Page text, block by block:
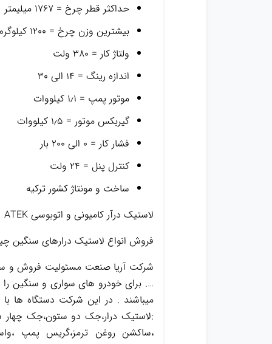
حداکثر قطر چرخ = ۱۷۶۷ میلیمتر
بیشترین وزن چرخ = ۱۲۰۰ کیلوگرم
ولتاژ کار = ۳۸۰ ولت
اندازه رینگ = ۱۴ الی ۳۰
موتور پمپ = ۱٫۱ کیلووات
گیربکس موتور = ۱٫۵ کیلووات
فشار کار = ۰ الی ۲۰۰ بار
کنترل پنل = ۲۴ ولت
ساخت و مونتاژ کشور ترکیه
لاستیک درآر کامیونی و اتوبوسی ATEK
فروش انواع لاستیک درارهای سنگین
شرکت آریا صنعت مسئولیت فروش و
…. برای خودرو های سواری و سنگین را
میباشند . در این شرکت دستگاه ها
:لاستیک درار،جک دو ستون،جک چهار